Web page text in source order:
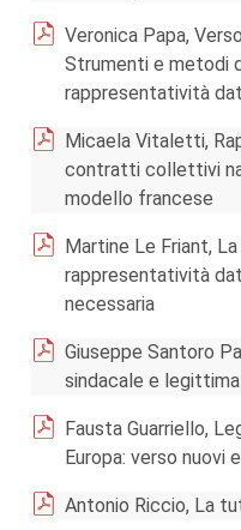
Veronica Papa,
Strumenti e metodi
rappresentatività
Micaela Vitaletti,
contratti collettivi
modello francese
Martine Le Friant,
rappresentatività
necessaria
Giuseppe Santoro
sindacale e
Fausta Guarriello,
Europa: verso nuovi
Antonio Riccio, La